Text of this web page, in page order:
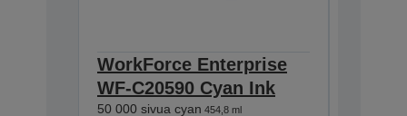
WorkForce Enterprise
WF-C20590 Cyan Ink
50 000 sivua cyan 454,8 ml